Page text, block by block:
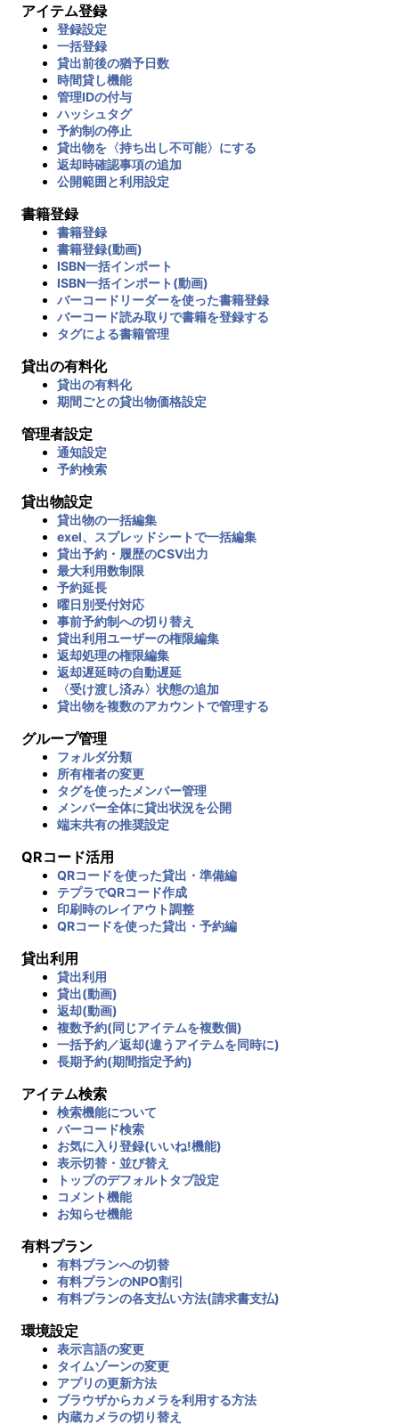
アイテム登録
登録設定
一括登録
貸出前後の猶予日数
時間貸し機能
管理IDの付与
ハッシュタグ
予約制の停止
貸出物を〈持ち出し不可能〉にする
返却時確認事項の追加
公開範囲と利用設定
書籍登録
書籍登録
書籍登録(動画)
ISBN一括インポート
ISBN一括インポート(動画)
バーコードリーダーを使った書籍登録
バーコード読み取りで書籍を登録する
タグによる書籍管理
貸出の有料化
貸出の有料化
期間ごとの貸出物価格設定
管理者設定
通知設定
予約検索
貸出物設定
貸出物の一括編集
exel、スプレッドシートで一括編集
貸出予約・履歴のCSV出力
最大利用数制限
予約延長
曜日別受付対応
事前予約制への切り替え
貸出利用ユーザーの権限編集
返却処理の権限編集
返却遅延時の自動遅延
〈受け渡し済み〉状態の追加
貸出物を複数のアカウントで管理する
グループ管理
フォルダ分類
所有権者の変更
タグを使ったメンバー管理
メンバー全体に貸出状況を公開
端末共有の推奨設定
QRコード活用
QRコードを使った貸出・準備編
テプラでQRコード作成
印刷時のレイアウト調整
QRコードを使った貸出・予約編
貸出利用
貸出利用
貸出(動画)
返却(動画)
複数予約(同じアイテムを複数個)
一括予約／返却(違うアイテムを同時に)
長期予約(期間指定予約)
アイテム検索
検索機能について
バーコード検索
お気に入り登録(いいね!機能)
表示切替・並び替え
トップのデフォルトタブ設定
コメント機能
お知らせ機能
有料プラン
有料プランへの切替
有料プランのNPO割引
有料プランの各支払い方法(請求書支払)
環境設定
表示言語の変更
タイムゾーンの変更
アプリの更新方法
ブラウザからカメラを利用する方法
内蔵カメラの切り替え